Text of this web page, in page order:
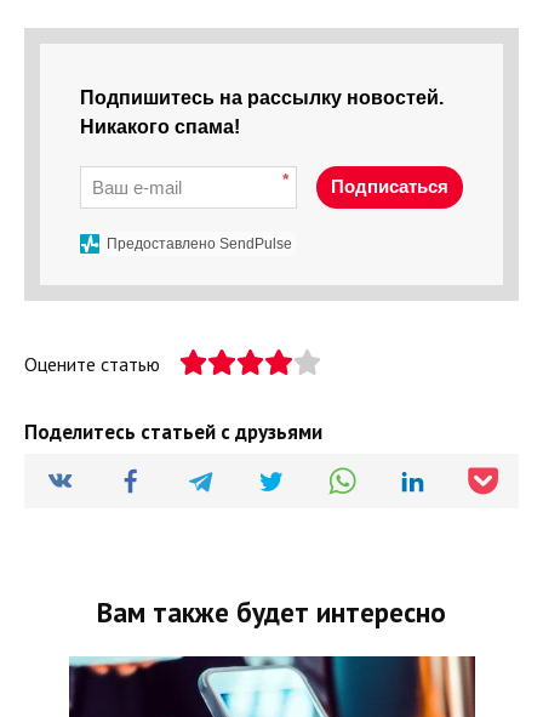
Подпишитесь на рассылку новостей.
Никакого спама!
* Подписаться
Предоставлено SendPulse
Оцените статью
Поделитесь статьей с друзьями
Вам также будет интересно